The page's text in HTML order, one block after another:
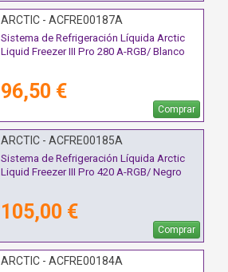
ARCTIC - ACFRE00187A
Sistema de Refrigeración Líquida Arctic
Liquid Freezer III Pro 280 A-RGB/ Blanco
96,50 €
Comprar
ARCTIC - ACFRE00185A
Sistema de Refrigeración Líquida Arctic
Liquid Freezer III Pro 420 A-RGB/ Negro
105,00 €
Comprar
ARCTIC - ACFRE00184A